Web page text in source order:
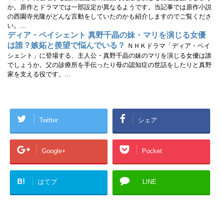
か。原作とドラマでは一部設定が異なるようです。当記事では原作小説
の西園寺光隆がどんな言動をしていたのかも紹介しますのでご覧くださ
い。...
ディア・ペイシェント 真野千晶の妹・マリを演じる女優
は誰？嫉妬と羨望で悩んでいる？
ＮＨＫドラマ「ディア・ペイ
シェント」に登場する、主人公・真野千晶の妹のマリを演じる女優は誰
でしょうか。父の診療所を手伝ったり母の認知症の世話をしたりと真野
家を支える役です。...
Twitter シェア
Google+ Pocket
B! はてブ LINE